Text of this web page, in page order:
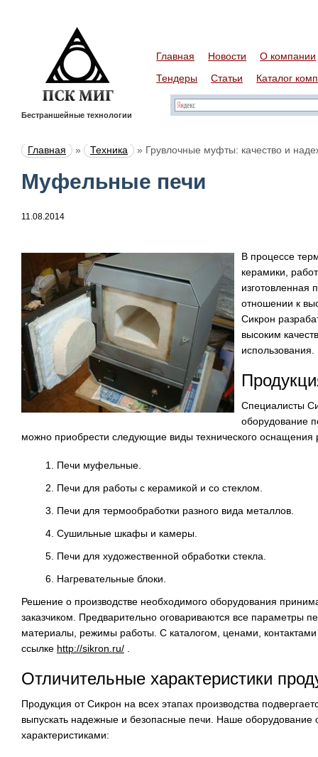
Бестраншейные технологии
Главная Новости
О компании
Тендеры
Статьи Каталог
Главная » Техника » Грувлочные муфты: качество и
Муфельные печи
11.08.2014
В процессе
керамики,
изготовленная
отношении к
Сикрон
высоким
использования.
Специалисты
оборудование
можно приобрести следующие виды технического оснащения
Печи муфельные.
Печи для работы с керамикой и со стеклом.
Печи для термообработки разного вида металлов.
Сушильные шкафы и камеры.
Печи для художественной обработки стекла.
Нагревательные блоки.
Решение о производстве необходимого оборудования
заказчиком. Предварительно оговариваются все параметры
материалы, режимы работы. С каталогом, ценами,
ссылке http://sikron.ru/
Отличительные характеристики
Продукция от Сикрон на всех этапах производства
выпускать надежные и безопасные печи. Наше
характеристиками: